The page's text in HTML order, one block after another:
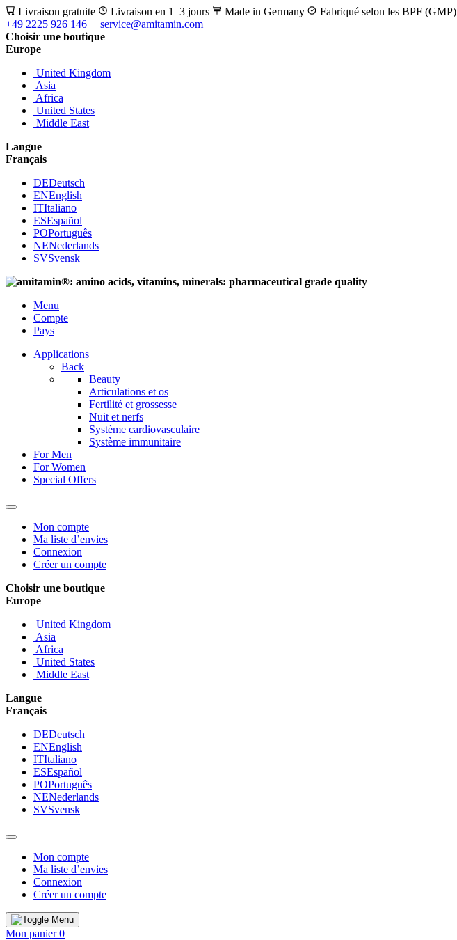
Livraison gratuite Livraison en 1–3 jours Made in Germany
Fabriqué selon les BPF (GMP)
+49 2225 926 146
service@amitamin.com
Choisir une boutique
Europe
United Kingdom
Asia
Africa
United States
Middle East
Langue
Français
DEDeutsch
ENEnglish
ITItaliano
ESEspañol
POPortuguês
NENederlands
SVSvensk
Menu
Compte
Pays
Applications
Back
Beauty
Articulations et os
Fertilité et grossesse
Nuit et nerfs
Système cardiovasculaire
Système immunitaire
For Men
For Women
Special Offers
Mon compte
Ma liste d’envies
Connexion
Créer un compte
Choisir une boutique
Europe
United Kingdom
Asia
Africa
United States
Middle East
Langue
Français
DEDeutsch
ENEnglish
ITItaliano
ESEspañol
POPortuguês
NENederlands
SVSvensk
Mon compte
Ma liste d’envies
Connexion
Créer un compte
Mon panier 0